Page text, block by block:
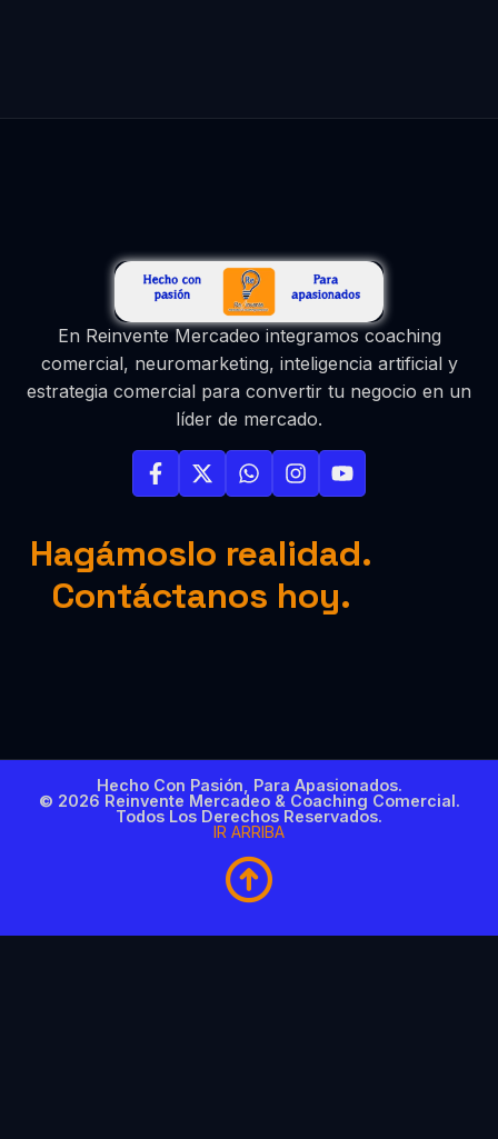
En Reinvente Mercadeo integramos coaching
comercial, neuromarketing, inteligencia artificial y
estrategia comercial para convertir tu negocio en un
líder de mercado.
Hagámoslo realidad.
Contáctanos hoy.
Hecho Con Pasión, Para Apasionados.
© 2026 Reinvente Mercadeo & Coaching Comercial.
Todos Los Derechos Reservados.
IR ARRIBA